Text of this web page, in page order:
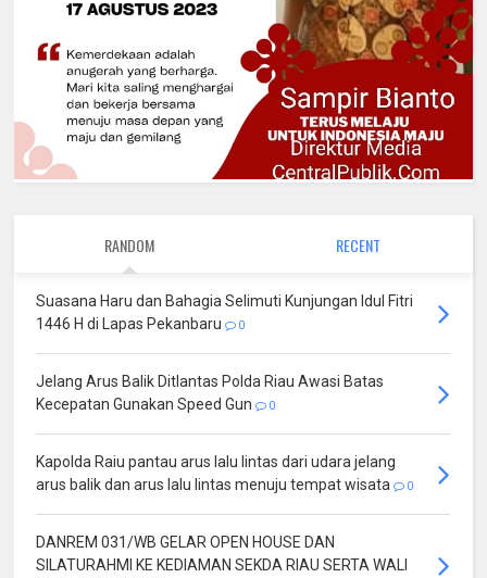
RANDOM RECENT
Suasana Haru dan Bahagia Selimuti Kunjungan Idul Fitri
1446 H di Lapas Pekanbaru
0
Jelang Arus Balik Ditlantas Polda Riau Awasi Batas
Kecepatan Gunakan Speed Gun
0
Kapolda Raiu pantau arus lalu lintas dari udara jelang
arus balik dan arus lalu lintas menuju tempat wisata
0
DANREM 031/WB GELAR OPEN HOUSE DAN
SILATURAHMI KE KEDIAMAN SEKDA RIAU SERTA WALI